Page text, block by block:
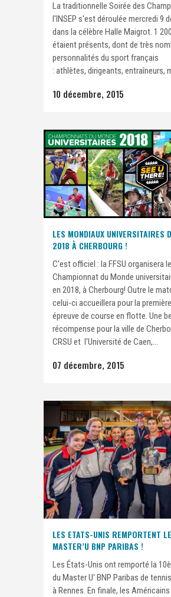
La traditionnelle Soirée des
l'INSEP s'est déroulée mercredi 9
dans la célèbre Halle Maigrot. 1
étaient présents, dont de très
personnalités du sport français
: athlètes, dirigeants, entraîneurs,
10 décembre, 2015
LES MONDIAUX UNIVERSITAIRES
2018 À CHERBOURG !
C'est officiel : la FFSU organisera
Championnat du Monde
en 2018, à Cherbourg! Outre le
celui-ci accueillera pour la
épreuve de course en flotte. Une
récompense pour la ville de
CRSU et l'Université de Caen,...
07 décembre, 2015
LES ETATS-UNIS REMPORTENT
MASTER’U BNP PARIBAS !
Les États-Unis ont remporté la
du Master U' BNP Paribas de
à Rennes. En finale, les